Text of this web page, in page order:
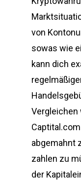
von
sowas wie
kann dich
Vergleichen
abgemahnt
zahlen zu
der